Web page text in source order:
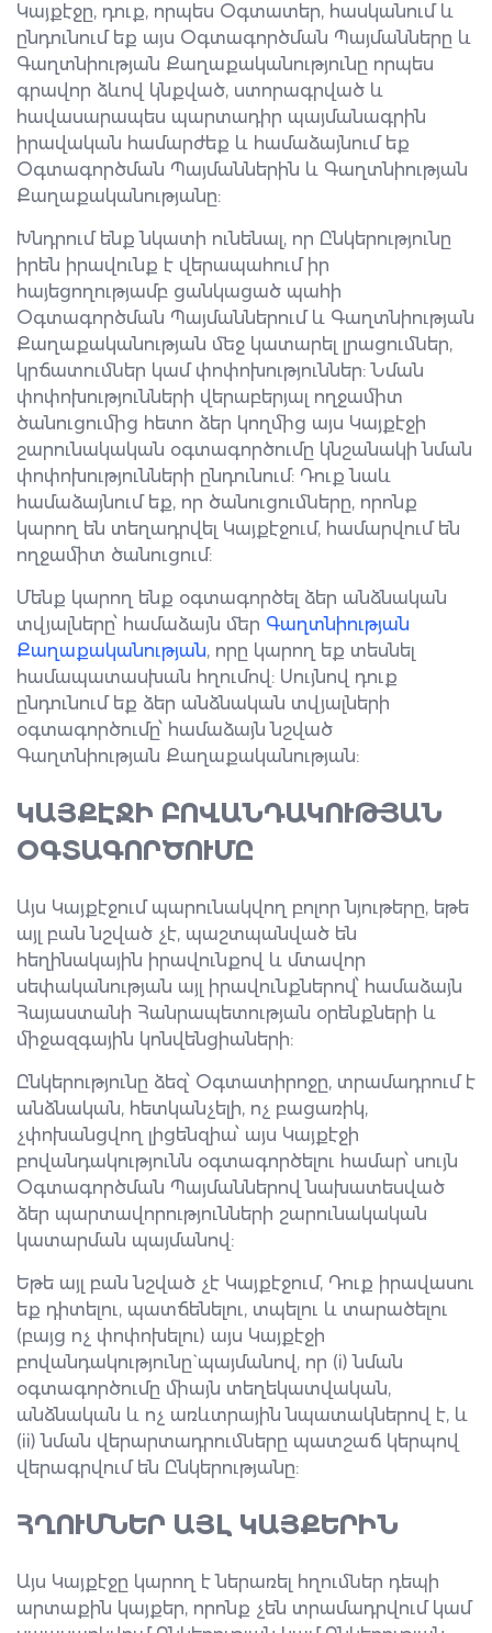
Կայքէջը, դուք, որպես Օգտատեր, հասկանում և
ընդունում եք այս Օգտագործման Պայմանները և
Գաղտնիության Քաղաքականությունը որպես
գրավոր ձևով կնքված, ստորագրված և
հավասարապես պարտադիր պայմանագրին
իրավական համարժեք և համաձայնում եք
Օգտագործման Պայմաններին և Գաղտնիության
Քաղաքականությանը:
Խնդրում ենք նկատի ունենալ, որ Ընկերությունը
իրեն իրավունք է վերապահում իր
հայեցողությամբ ցանկացած պահի
Օգտագործման Պայմաններում և Գաղտնիության
Քաղաքականության մեջ կատարել լրացումներ,
կրճատումներ կամ փոփոխություններ: Նման
փոփոխությունների վերաբերյալ ողջամիտ
ծանուցումից հետո ձեր կողմից այս Կայքէջի
շարունակական օգտագործումը կնշանակի նման
փոփոխությունների ընդունում: Դուք նաև
համաձայնում եք, որ ծանուցումները, որոնք
կարող են տեղադրվել Կայքէջում, համարվում են
ողջամիտ ծանուցում:
Մենք կարող ենք օգտագործել ձեր անձնական
տվյալները՝ համաձայն մեր Գաղտնիության
Քաղաքականության, որը կարող եք տեսնել
համապատասխան հղումով: Սույնով դուք
ընդունում եք ձեր անձնական տվյալների
օգտագործումը՝ համաձայն նշված
Գաղտնիության Քաղաքականության:
ԿԱՅՔԷՋԻ ԲՈՎԱՆԴԱԿՈՒԹՅԱՆ
ՕԳՏԱԳՈՐԾՈՒՄԸ
Այս Կայքէջում պարունակվող բոլոր նյութերը, եթե
այլ բան նշված չէ, պաշտպանված են
հեղինակային իրավունքով և մտավոր
սեփականության այլ իրավունքներով՝ համաձայն
Հայաստանի Հանրապետության օրենքների և
միջազգային կոնվենցիաների:
Ընկերությունը ձեզ՝ Օգտատիրոջը, տրամադրում է
անձնական, հետկանչելի, ոչ բացառիկ,
չփոխանցվող լիցենզիա՝ այս Կայքէջի
բովանդակությունն օգտագործելու համար՝ սույն
Օգտագործման Պայմաններով նախատեսված
ձեր պարտավորությունների շարունակական
կատարման պայմանով:
Եթե այլ բան նշված չէ Կայքէջում, Դուք իրավասու
եք դիտելու, պատճենելու, տպելու և տարածելու
(բայց ոչ փոփոխելու) այս Կայքէջի
բովանդակությունը` պայմանով, որ (i) նման
օգտագործումը միայն տեղեկատվական,
անձնական և ոչ առևտրային նպատակներով է, և
(ii) նման վերարտադրումները պատշաճ կերպով
վերագրվում են Ընկերությանը:
ՀՂՈՒՄՆԵՐ ԱՅԼ ԿԱՅՔԵՐԻՆ
Այս Կայքէջը կարող է ներառել հղումներ դեպի
արտաքին կայքեր, որոնք չեն տրամադրվում կամ